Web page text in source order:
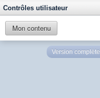
Contrôles utilisateur
Mon contenu
Version complète